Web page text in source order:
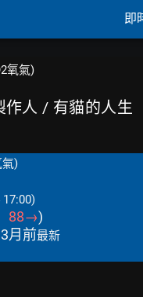
即
氧氣)
作人 / 有貓的人生
氣)
88→)
月前最新